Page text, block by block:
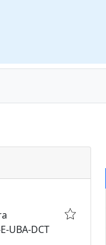
menú desplegable
UBA-DCT